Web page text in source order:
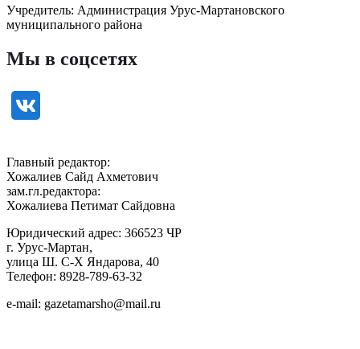
Учредитель: Администрация Урус-Мартановского
муниципального района
Мы в соцсетях
Главный редактор:
Хожалиев Сайд Ахметович
зам.гл.редактора:
Хожалиева Петимат Сайдовна
Юридический адрес: 366523 ЧР
г. Урус-Мартан,
улица Ш. С-Х Яндарова, 40
Телефон: 8928-789-63-32
e-mail: gazetamarsho@mail.ru